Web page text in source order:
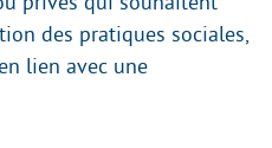
des pratiques sociales,
lien avec une